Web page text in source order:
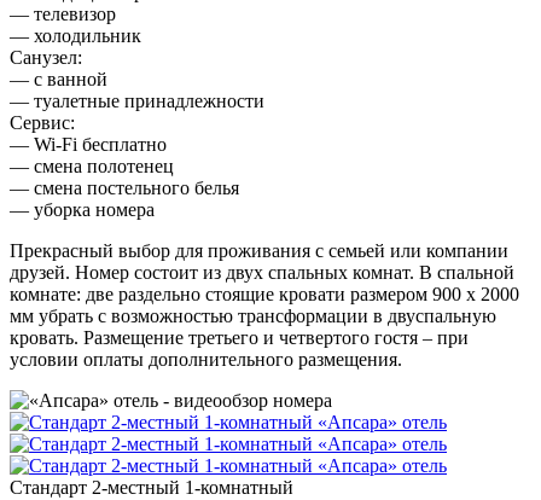
— телевизор
— холодильник
Санузел:
— с ванной
— туалетные принадлежности
Сервис:
— Wi-Fi бесплатно
— смена полотенец
— смена постельного белья
— уборка номера
Прекрасный выбор для проживания с семьей или компании
друзей. Номер состоит из двух спальных комнат. В спальной
комнате: две раздельно стоящие кровати размером 900 х 2000
мм убрать с возможностью трансформации в двуспальную
кровать. Размещение третьего и четвертого гостя – при
условии оплаты дополнительного размещения.
Стандарт 2-местный 1-комнатный